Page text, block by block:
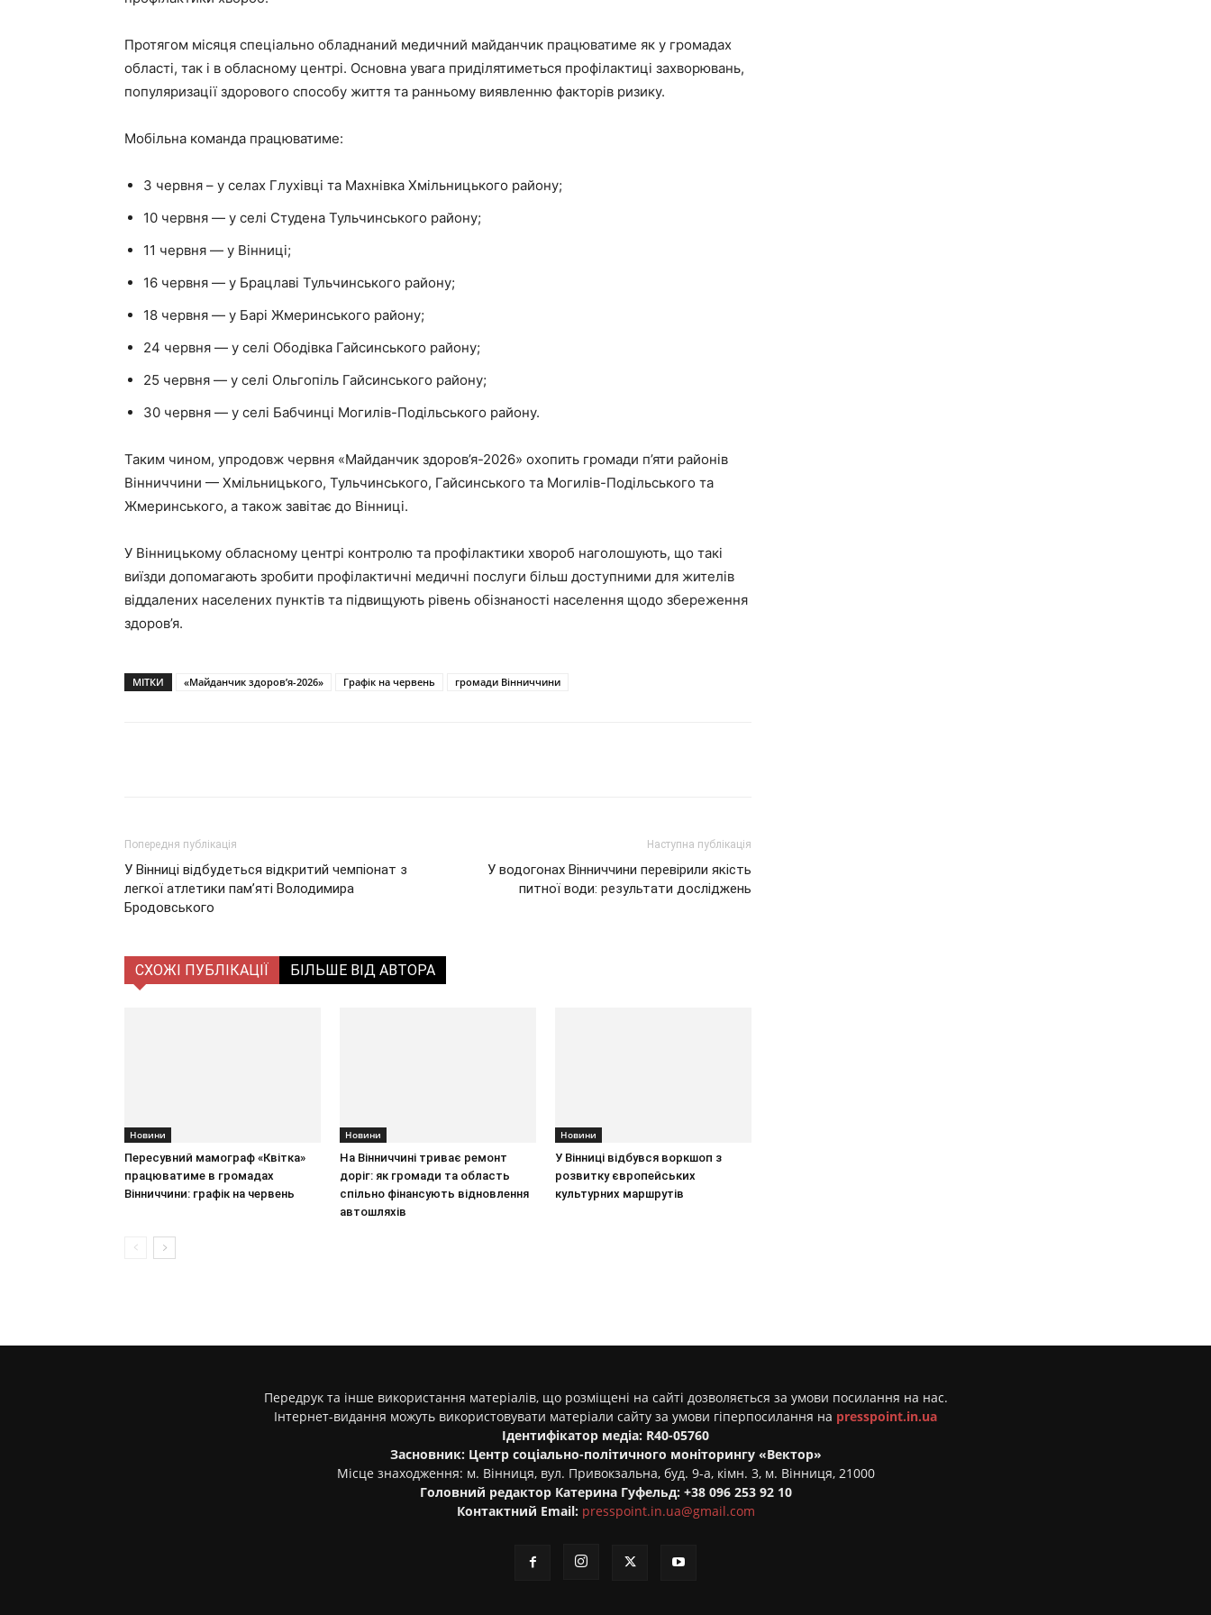
Протягом місяця спеціально обладнаний медичний майданчик працюватиме як у громадах
області, так і в обласному центрі. Основна увага приділятиметься профілактиці захворювань,
популяризації здорового способу життя та ранньому виявленню факторів ризику.
Мобільна команда працюватиме:
3 червня – у селах Глухівці та Махнівка Хмільницького району;
10 червня — у селі Студена Тульчинського району;
11 червня — у Вінниці;
16 червня — у Брацлаві Тульчинського району;
18 червня — у Барі Жмеринського району;
24 червня — у селі Ободівка Гайсинського району;
25 червня — у селі Ольгопіль Гайсинського району;
30 червня — у селі Бабчинці Могилів-Подільського району.
Таким чином, упродовж червня «Майданчик здоров’я-2026» охопить громади п’яти районів
Вінниччини — Хмільницького, Тульчинського, Гайсинського та Могилів-Подільського та
Жмеринського, а також завітає до Вінниці.
У Вінницькому обласному центрі контролю та профілактики хвороб наголошують, що такі
виїзди допомагають зробити профілактичні медичні послуги більш доступними для жителів
віддалених населених пунктів та підвищують рівень обізнаності населення щодо збереження
здоров’я.
МІТКИ «Майданчик здоров’я-2026» Графік на червень громади Вінниччини
Попередня публікація
У Вінниці відбудеться відкритий чемпіонат з
легкої атлетики пам’яті Володимира
Бродовського
Наступна публікація
У водогонах Вінниччини перевірили якість
питної води: результати досліджень
СХОЖІ ПУБЛІКАЦІЇ БІЛЬШЕ ВІД АВТОРА
Новини
Пересувний мамограф «Квітка»
працюватиме в громадах
Вінниччини: графік на червень
Новини
На Вінниччині триває ремонт
доріг: як громади та область
спільно фінансують відновлення
автошляхів
Новини
У Вінниці відбувся воркшоп з
розвитку європейських
культурних маршрутів
Передрук та інше використання матеріалів, що розміщені на сайті дозволяється за умови посилання на нас.
Інтернет-видання можуть використовувати матеріали сайту за умови гіперпосилання на presspoint.in.ua
Ідентифікатор медіа: R40-05760
Засновник: Центр соціально-політичного моніторингу «Вектор»
Місце знаходження: м. Вінниця, вул. Привокзальна, буд. 9-а, кімн. 3, м. Вінниця, 21000
Головний редактор Катерина Гуфельд: +38 096 253 92 10
Контактний Email: presspoint.in.ua@gmail.com